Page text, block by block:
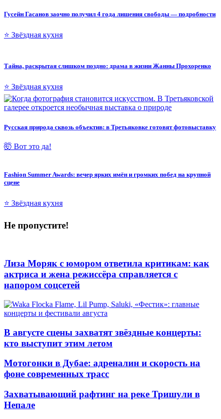
Гусейн Гасанов заочно получил 4 года лишения свободы — подробности
⭐ Звёздная кухня
Тайна, раскрытая слишком поздно: драма в жизни Жанны Прохоренко
⭐ Звёздная кухня
Русская природа сквозь объектив: в Третьяковке готовят фотовыставку
🤯 Вот это да!
Fashion Summer Awards: вечер ярких имён и громких побед на крупной
сцене
⭐ Звёздная кухня
Не пропустите!
Лиза Моряк с юмором ответила критикам: как
актриса и жена режиссёра справляется с
напором соцсетей
В августе сцены захватят звёздные концерты:
кто выступит этим летом
Мотогонки в Дубае: адреналин и скорость на
фоне современных трасс
Захватывающий рафтинг на реке Тришули в
Непале